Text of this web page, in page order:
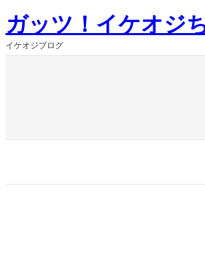
容
を
ス
ガッツ！イケオジ
イケオジブログ